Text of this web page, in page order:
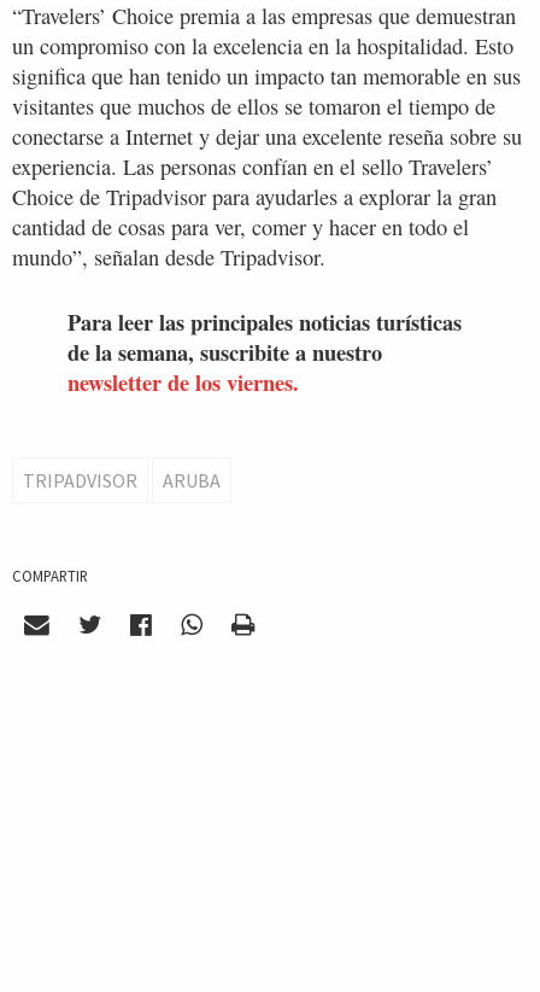
“Travelers’ Choice premia a las empresas que demuestran
un compromiso con la excelencia en la hospitalidad. Esto
significa que han tenido un impacto tan memorable en sus
visitantes que muchos de ellos se tomaron el tiempo de
conectarse a Internet y dejar una excelente reseña sobre su
experiencia. Las personas confían en el sello Travelers’
Choice de Tripadvisor para ayudarles a explorar la gran
cantidad de cosas para ver, comer y hacer en todo el
mundo”, señalan desde Tripadvisor.
Para leer las principales noticias turísticas
de la semana, suscribite a nuestro
newsletter de los viernes.
TRIPADVISOR ARUBA
COMPARTIR